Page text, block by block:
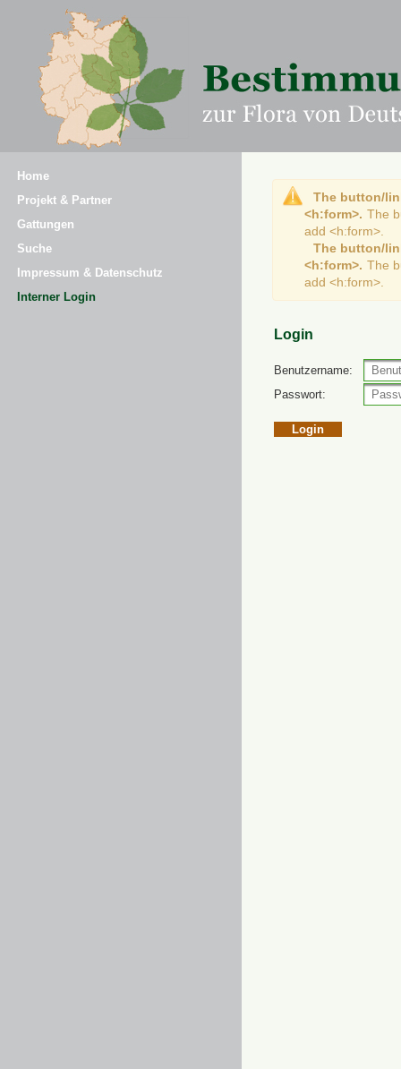
Home
Projekt & Partner
Gattungen
Suche
Impressum & Datenschutz
Interner Login
The button/
<h:form>. The
add <h:form>.
The button/
<h:form>. The
add <h:form>.
Login
Benutzername:
Passwort: